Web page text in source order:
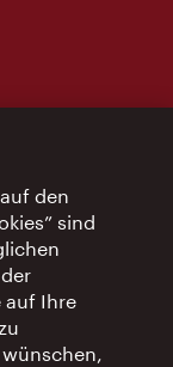
den
sind
auf Ihre